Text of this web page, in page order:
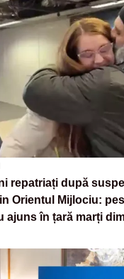
repatriați după
Orientul Mijlociu:
ajuns în țară marți